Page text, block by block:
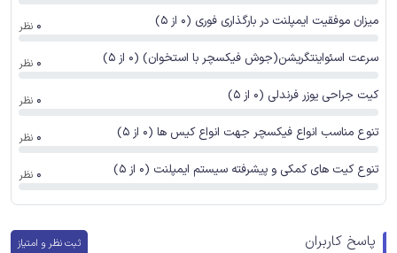
میزان موفقیت ایمپلنت در بارگذاری فوری (0 از 5) 0 نظر
سرعت اسئواینتگریشن(جوش فیکسچر با استخوان) (0 از 5) 0 نظر
کیت جراحی یوزر فرندلی (0 از 5) 0 نظر
تنوع مناسب انواع فیکسچر جهت انواع کیس ها (0 از 5) 0 نظر
تنوع کیت های کمکی و پیشرفته سیستم ایمپلنت (0 از 5) 0 نظر
پاسخ کاربران ثبت نظر و امتیاز